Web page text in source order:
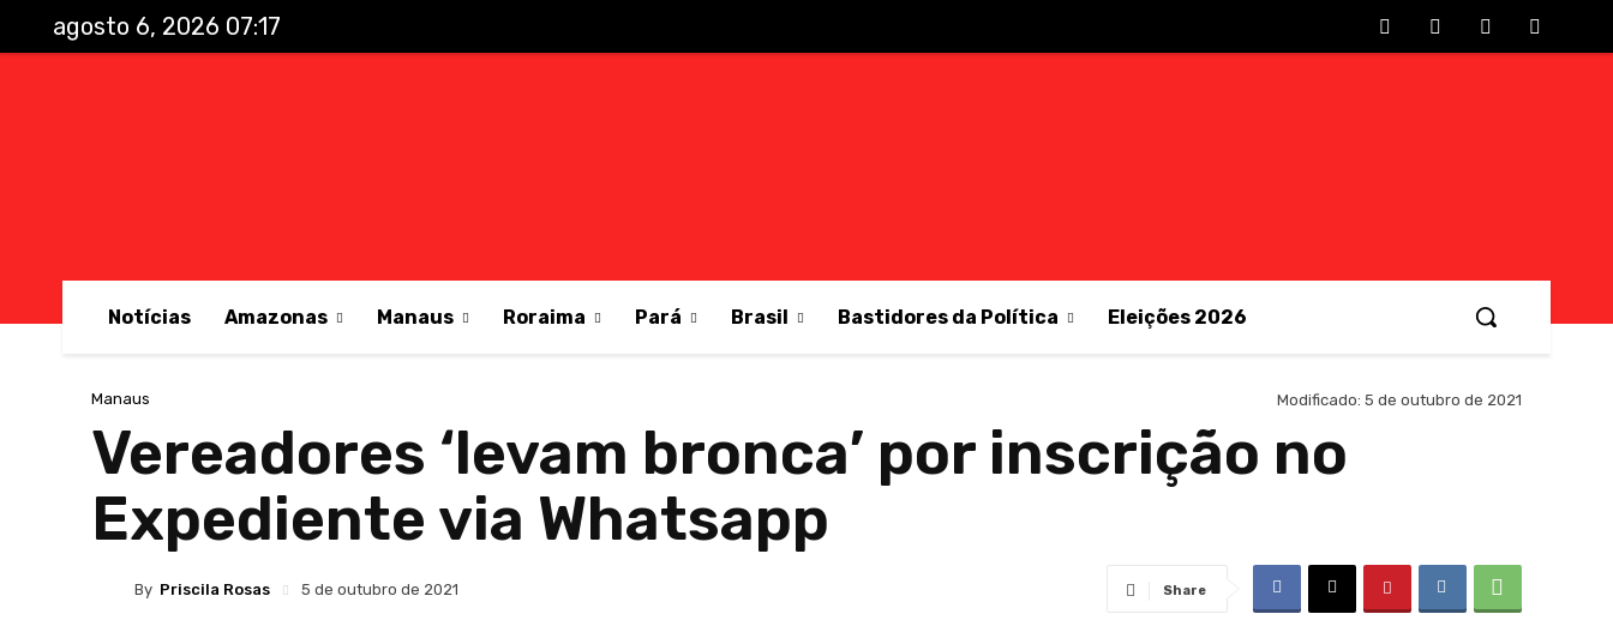
agosto 6, 2026 07:17
Notícias Amazonas Manaus Roraima Pará Brasil Bastidores da Política Eleições 2026
Manaus Modificado: 5 de outubro de 2021
Vereadores ‘levam bronca’ por inscrição no
Expediente via Whatsapp
By Priscila Rosas 5 de outubro de 2021 Share